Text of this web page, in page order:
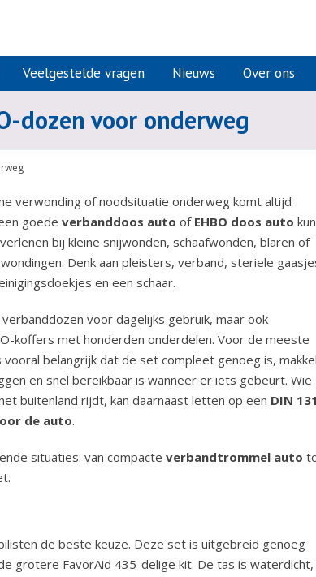
Veelgestelde vragen Nieuws Over ons
dozen voor onderweg
verwonding of noodsituatie onderweg komt altijd
goede verbanddoos auto of EHBO doos auto
bij kleine snijwonden, schaafwonden, blaren of
Denk aan pleisters, verband, steriele
en een schaar.
voor dagelijks gebruik, maar ook
koffers met honderden onderdelen. Voor de meeste
belangrijk dat de set compleet genoeg is,
en snel bereikbaar is wanneer er iets gebeurt. Wie
buitenland rijdt, kan daarnaast letten op een DIN
de auto.
situaties: van compacte verbandtrommel auto
de beste keuze. Deze set is uitgebreid genoeg
grotere FavorAid 435-delige kit. De tas is waterdicht,